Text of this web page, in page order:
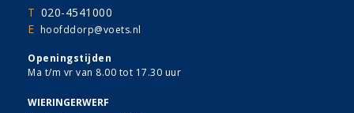
T 020-4541000
E hoofddorp@voets.nl
Openingstijden
Ma t/m vr van 8.00 tot 17.30 uur
WIERINGERWERF